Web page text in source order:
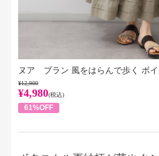
ヌア ブラン 風をはらんで歩く ボイ
¥12,900
¥4,980(税込)
61%OFF